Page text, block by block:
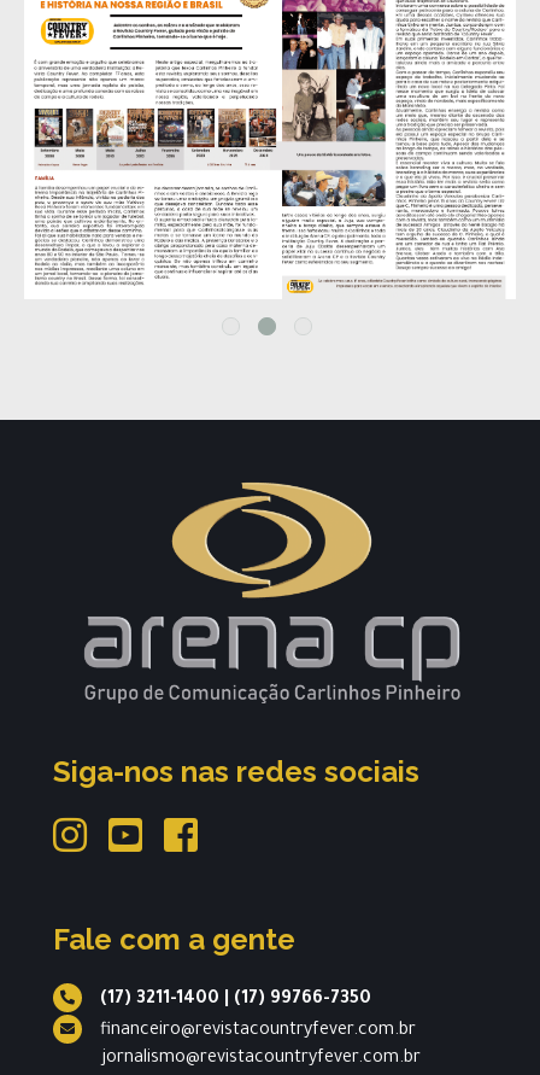
Siga-nos nas redes sociais
Fale com a gente
(17) 3211-1400
(17) 99766-7350
financeiro@revistacountryfever.com.br
jornalismo@revistacountryfever.com.br